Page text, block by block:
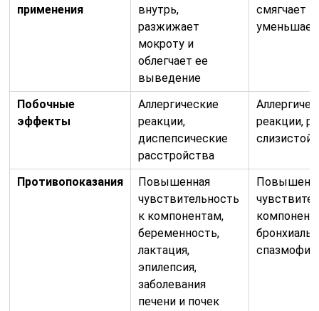
применения
внутрь,
разжижает
мокроту и
облегчает ее
выведение
смягчает
Побочные
эффекты
Аллергические
реакции,
диспепсические
расстройства
реакции,
слизистой
Противопоказания
Повышенная
чувствительность
к компонентам,
беременность,
лактация,
эпилепсия,
заболевания
печени и почек